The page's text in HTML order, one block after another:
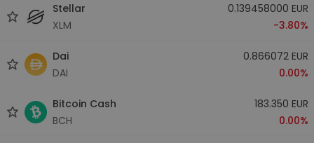
Stellar
XLM
0.139458000 EUR
-3.80%
Dai
DAI
0.866072 EUR
0.00%
Bitcoin Cash
BCH
183.350 EUR
0.00%